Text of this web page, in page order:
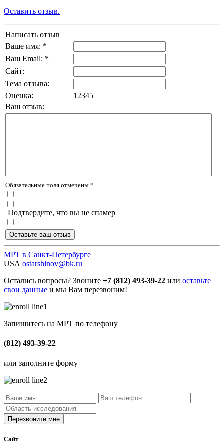
Оставить отзыв.
Написать отзыв
Ваше имя: *
Ваш Email: *
Сайт:
Тема отзыва:
Оценка:
1 2345
Ваш отзыв:
Обязательные поля отмечены *
Подтвердите, что вы не спамер
МРТ в Санкт-Петербурге
USA ostarshinov@bk.ru
Остались вопросы? Звоните +7 (812) 493-39-22 или оставьте
свои данные и мы Вам перезвоним!
Запишитесь на МРТ по телефону
(812) 493-39-22
или заполните форму
Сайт